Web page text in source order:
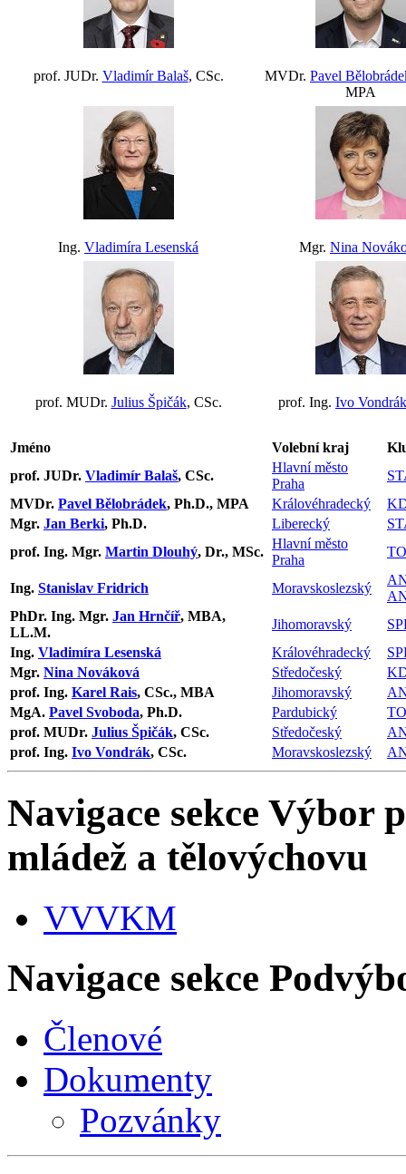
prof. JUDr. Vladimír Balaš, CSc. MVDr. Pavel
MPA
Ing. Vladimíra Lesenská Mgr. Nina
prof. MUDr. Julius Špičák, CSc. prof. Ing. Ivo Vondrák
Jméno Volební kraj
prof. JUDr. Vladimír Balaš, CSc.
Hlavní město
Praha
MVDr. Pavel Bělobrádek, Ph.D., MPA Královéhradecký
Mgr. Jan Berki, Ph.D. Liberecký
prof. Ing. Mgr. Martin Dlouhý, Dr., MSc.
Hlavní město
Praha
Ing. Stanislav Fridrich Moravskoslezský
PhDr. Ing. Mgr. Jan Hrnčíř, MBA,
LL.M.
Jihomoravský
Ing. Vladimíra Lesenská Královéhradecký
Mgr. Nina Nováková Středočeský
prof. Ing. Karel Rais, CSc., MBA Jihomoravský
MgA. Pavel Svoboda, Ph.D. Pardubický
prof. MUDr. Julius Špičák, CSc. Středočeský
prof. Ing. Ivo Vondrák, CSc. Moravskoslezský
Navigace sekce Výbor
mládež a tělovýchovu
VVVKM
Navigace sekce
Členové
Dokumenty
Pozvánky